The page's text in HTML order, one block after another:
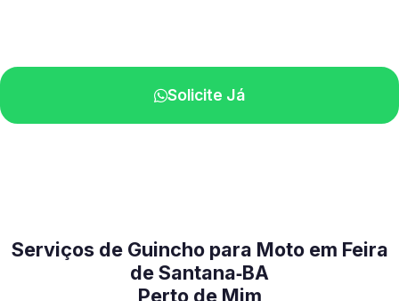
Solicite Já
Serviços de Guincho para Moto em Feira
de Santana‑BA
Perto de Mim